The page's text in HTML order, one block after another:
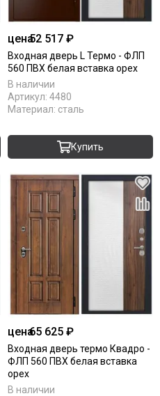
цена52 517 ₽
Входная дверь L Термо - ФЛП
560 ПВХ белая вставка орех
В наличии
Артикул: 4480
Материал: сталь
Купить
цена65 625 ₽
Входная дверь термо Квадро -
ФЛП 560 ПВХ белая вставка
орех
В наличии